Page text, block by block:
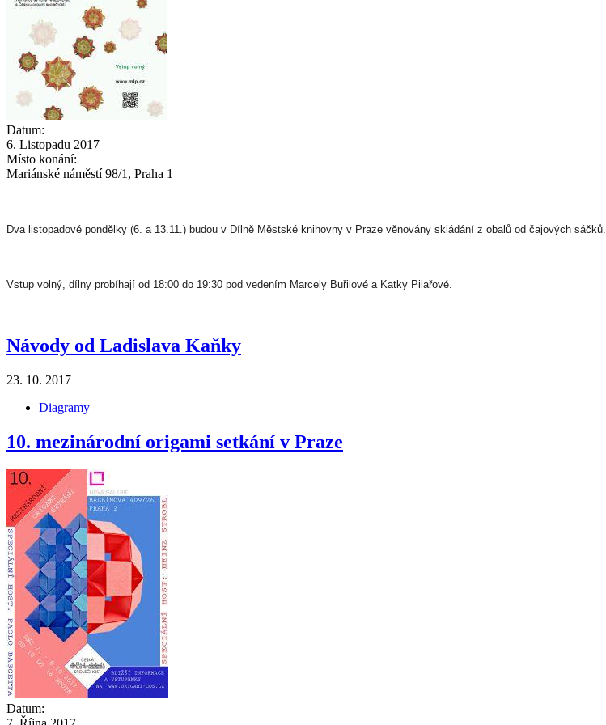
Datum:
6. Listopadu 2017
Místo konání:
Mariánské náměstí 98/1, Praha 1
Dva listopadové pondělky (6. a 13.11.) budou v Dílně Městské knihovny v Praze věnovány skládání z obalů od čajových sáčků.
Vstup volný, dílny probíhají od 18:00 do 19:30 pod vedením Marcely Buřilové a Katky Pilařové.
Návody od Ladislava Kaňky
23. 10. 2017
Diagramy
10. mezinárodní origami setkání v Praze
Datum: